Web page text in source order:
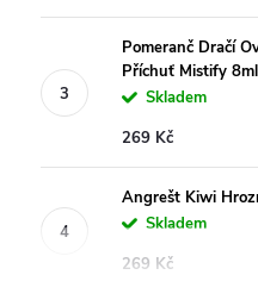
Pomeranč Dračí
Příchuť Mistify 8ml
Skladem
269 Kč
Angrešt Kiwi
Skladem
269 Kč